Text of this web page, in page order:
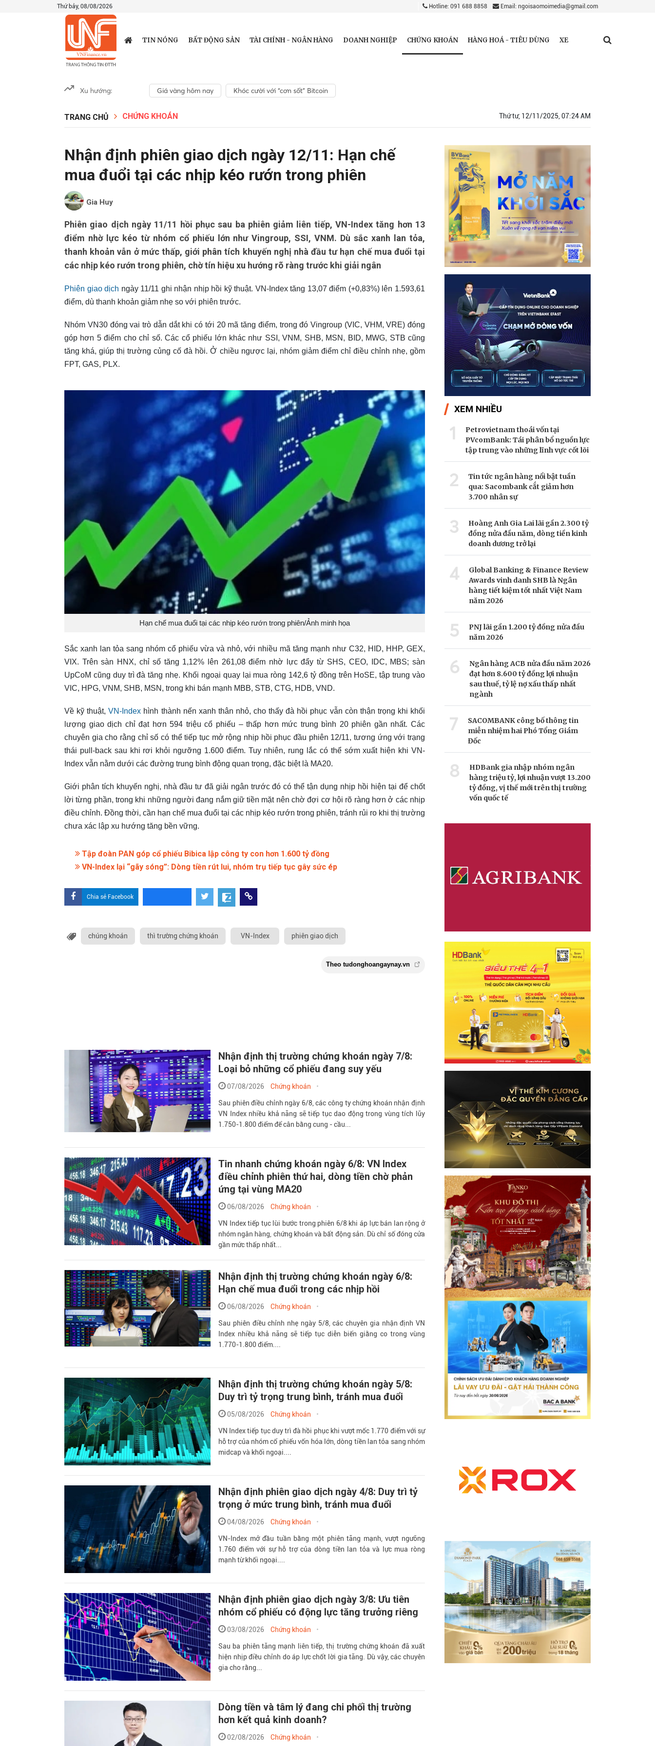
Thứ bảy, 08/08/2026 Hotline: 091 688 8858 Email: ngoisaomoimedia@gmail.com
TIN NÓNG BẤT ĐỘNG SẢN TÀI CHÍNH - NGÂN HÀNG DOANH NGHIỆP CHỨNG KHOÁN HÀNG HOÁ - TIÊU DÙNG XE
Xu hướng: Giá vàng hôm nay Khóc cười với “cơn sốt” Bitcoin
TRANG CHỦ CHỨNG KHOÁN Thứ tư, 12/11/2025, 07:24 AM
Nhận định phiên giao dịch ngày 12/11: Hạn chế
mua đuổi tại các nhịp kéo rướn trong phiên
Gia Huy
Phiên giao dịch ngày 11/11 hồi phục sau ba phiên giảm liên tiếp, VN-Index tăng hơn 13
điểm nhờ lực kéo từ nhóm cổ phiếu lớn như Vingroup, SSI, VNM. Dù sắc xanh lan tỏa,
thanh khoản vẫn ở mức thấp, giới phân tích khuyến nghị nhà đầu tư hạn chế mua đuổi tại
các nhịp kéo rướn trong phiên, chờ tín hiệu xu hướng rõ ràng trước khi giải ngân
Phiên giao dịch ngày 11/11 ghi nhận nhịp hồi kỹ thuật. VN-Index tăng 13,07 điểm (+0,83%) lên 1.593,61
điểm, dù thanh khoản giảm nhẹ so với phiên trước.
Nhóm VN30 đóng vai trò dẫn dắt khi có tới 20 mã tăng điểm, trong đó Vingroup (VIC, VHM, VRE) đóng
góp hơn 5 điểm cho chỉ số. Các cổ phiếu lớn khác như SSI, VNM, SHB, MSN, BID, MWG, STB cũng
tăng khá, giúp thị trường củng cố đà hồi. Ở chiều ngược lại, nhóm giảm điểm chỉ điều chỉnh nhẹ, gồm
FPT, GAS, PLX.
Hạn chế mua đuổi tại các nhịp kéo rướn trong phiên/Ảnh minh họa
Sắc xanh lan tỏa sang nhóm cổ phiếu vừa và nhỏ, với nhiều mã tăng mạnh như C32, HID, HHP, GEX,
VIX. Trên sàn HNX, chỉ số tăng 1,12% lên 261,08 điểm nhờ lực đẩy từ SHS, CEO, IDC, MBS; sàn
UpCoM cũng duy trì đà tăng nhẹ. Khối ngoại quay lại mua ròng 142,6 tỷ đồng trên HoSE, tập trung vào
VIC, HPG, VNM, SHB, MSN, trong khi bán mạnh MBB, STB, CTG, HDB, VND.
Về kỹ thuật,VN-Index hình thành nến xanh thân nhỏ, cho thấy đà hồi phục vẫn còn thận trọng khi khối
lượng giao dịch chỉ đạt hơn 594 triệu cổ phiếu – thấp hơn mức trung bình 20 phiên gần nhất. Các
chuyên gia cho rằng chỉ số có thể tiếp tục mở rộng nhịp hồi phục đầu phiên 12/11, tương ứng với trạng
thái pull-back sau khi rơi khỏi ngưỡng 1.600 điểm. Tuy nhiên, rung lắc có thể sớm xuất hiện khi VN-
Index vẫn nằm dưới các đường trung bình động quan trọng, đặc biệt là MA20.
Giới phân tích khuyến nghị, nhà đầu tư đã giải ngân trước đó có thể tận dụng nhịp hồi hiện tại để chốt
lời từng phần, trong khi những người đang nắm giữ tiền mặt nên chờ đợi cơ hội rõ ràng hơn ở các nhịp
điều chỉnh. Đồng thời, cần hạn chế mua đuổi tại các nhịp kéo rướn trong phiên, tránh rủi ro khi thị trường
chưa xác lập xu hướng tăng bền vững.
Tập đoàn PAN góp cổ phiếu Bibica lập công ty con hơn 1.600 tỷ đồng
VN-Index lại “gãy sóng”: Dòng tiền rút lui, nhóm trụ tiếp tục gây sức ép
Chia sẻ Facebook
chúng khoán thì trường chứng khoán VN-Index phiên giao dịch
Theo tudonghoangaynay.vn
Nhận định thị trường chứng khoán ngày 7/8:
Loại bỏ những cổ phiếu đang suy yếu
07/08/2026 Chứng khoán
Sau phiên điều chỉnh ngày 6/8, các công ty chứng khoán nhận định
VN Index nhiều khả năng sẽ tiếp tục dao động trong vùng tích lũy
1.750-1.800 điểm để cân bằng cung - cầu...
Tin nhanh chứng khoán ngày 6/8: VN Index
điều chỉnh phiên thứ hai, dòng tiền chờ phản
ứng tại vùng MA20
06/08/2026 Chứng khoán
VN Index tiếp tục lùi bước trong phiên 6/8 khi áp lực bán lan rộng ở
nhóm ngân hàng, chứng khoán và bất động sản. Dù chỉ số đóng cửa
gần mức thấp nhất...
Nhận định thị trường chứng khoán ngày 6/8:
Hạn chế mua đuổi trong các nhịp hồi
06/08/2026 Chứng khoán
Sau phiên điều chỉnh nhẹ ngày 5/8, các chuyên gia nhận định VN
Index nhiều khả năng sẽ tiếp tục diễn biến giằng co trong vùng
1.770-1.800 điểm....
Nhận định thị trường chứng khoán ngày 5/8:
Duy trì tỷ trọng trung bình, tránh mua đuổi
05/08/2026 Chứng khoán
VN Index tiếp tục duy trì đà hồi phục khi vượt mốc 1.770 điểm với sự
hỗ trợ của nhóm cổ phiếu vốn hóa lớn, dòng tiền lan tỏa sang nhóm
midcap và khối ngoại....
Nhận định phiên giao dịch ngày 4/8: Duy trì tỷ
trọng ở mức trung bình, tránh mua đuổi
04/08/2026 Chứng khoán
VN-Index mở đầu tuần bằng một phiên tăng mạnh, vượt ngưỡng
1.760 điểm với sự hỗ trợ của dòng tiền lan tỏa và lực mua ròng
mạnh từ khối ngoại....
Nhận định phiên giao dịch ngày 3/8: Ưu tiên
nhóm cổ phiếu có động lực tăng trưởng riêng
03/08/2026 Chứng khoán
Sau ba phiên tăng mạnh liên tiếp, thị trường chứng khoán đã xuất
hiện nhịp điều chỉnh do áp lực chốt lời gia tăng. Dù vậy, các chuyên
gia cho rằng...
Dòng tiền và tâm lý đang chi phối thị trường
hơn kết quả kinh doanh?
02/08/2026 Chứng khoán
XEM NHIỀU
1
Petrovietnam thoái vốn tại
PVcomBank: Tái phân bổ nguồn lực
tập trung vào những lĩnh vực cốt lõi
2
Tin tức ngân hàng nổi bật tuần
qua: Sacombank cắt giảm hơn
3.700 nhân sự
3
Hoàng Anh Gia Lai lãi gần 2.300 tỷ
đồng nửa đầu năm, dòng tiền kinh
doanh dương trở lại
4
Global Banking & Finance Review
Awards vinh danh SHB là Ngân
hàng tiết kiệm tốt nhất Việt Nam
năm 2026
5
PNJ lãi gần 1.200 tỷ đồng nửa đầu
năm 2026
6
Ngân hàng ACB nửa đầu năm 2026
đạt hơn 8.600 tỷ đồng lợi nhuận
sau thuế, tỷ lệ nợ xấu thấp nhất
ngành
7
SACOMBANK công bố thông tin
miễn nhiệm hai Phó Tổng Giám
Đốc
8
HDBank gia nhập nhóm ngân
hàng triệu tỷ, lợi nhuận vượt 13.200
tỷ đồng, vị thế mới trên thị trường
vốn quốc tế